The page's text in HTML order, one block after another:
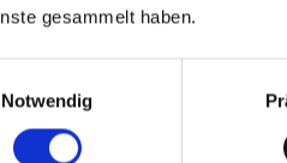
gesammelt haben.
Notwendig